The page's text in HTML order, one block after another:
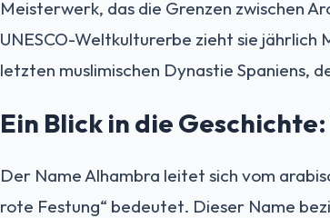
Meisterwerk, das die Grenzen zwischen
UNESCO-Weltkulturerbe zieht sie jährlich
letzten muslimischen Dynastie Spaniens,
Ein Blick in die
Der Name Alhambra leitet sich vom
rote Festung“ bedeutet. Dieser Name